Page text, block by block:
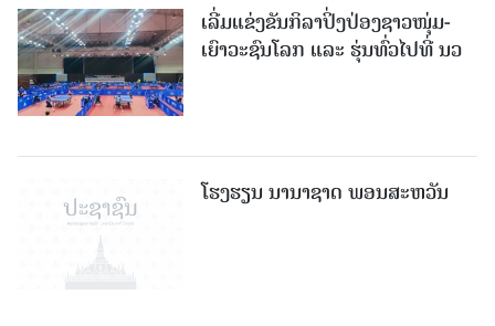
ເລີ່ມແຂ່ງຂັນກິລາປິ່ງປ່ອງຊາວໜຸ່ມ-
ເຍົາວະຊົນໂລກ ແລະ ຮຸ່ນທົ່ວໄປທີ່ ນວ
ໂຮງຮຽນ ນານາຊາດ ພອນສະຫວັນ